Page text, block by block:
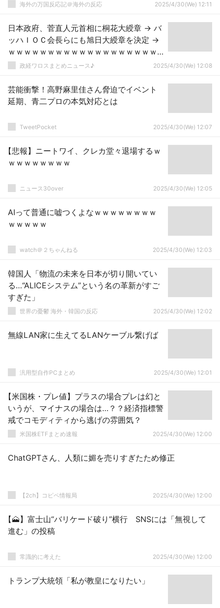
海外の万国反応記＠海外の反応 2025/4/30(We) 12:11
日本政府、菅直人元首相に桐花大綬章 → バ
ッハＩＯＣ会長らにも旭日大綬章を決定 →
ｗｗｗｗｗｗｗｗｗｗｗｗｗｗｗｗｗｗｗ
ｗ 政経ワロスまとめニュース♪ 2025/4/30(We) 12:08
芸能衝撃！高野麻里佳さん脅迫でイベント
延期、青二プロの本気対応とは
TweetPocket 2025/4/30(We) 12:07
【悲報】ニートワイ、クレカ堂々退場するｗ
ｗｗｗｗｗｗｗｗ
ニュース30over 2025/4/30(We) 12:05
AIって普通に嘘つくよなｗｗｗｗｗｗｗｗ
ｗｗｗｗｗ
watch＠２ちゃんねる 2025/4/30(We) 12:03
韓国人「物流の未来を日本が切り開いてい
る…“ALICEシステム”という名の革新がすご
すぎた」
世界の憂鬱 海外・韓国の反応 2025/4/30(We) 12:02
無線LAN家に生えてるLANケーブル繋げば
汎用型自作PCまとめ 2025/4/30(We) 12:01
【米国株・プレ値】プラスの場合プレは幻と
いうが、マイナスの場合は…？？経済指標警
戒でコモディティから逃げの雰囲気？
米国株ETFまとめ速報 2025/4/30(We) 12:00
ChatGPTさん、人類に媚を売りすぎたため修正
【2ch】コピペ情報局 2025/4/30(We) 12:00
【🗻】富士山“バリケード破り”横行 SNSには「無視して
進む」の投稿
常識的に考えた 2025/4/30(We) 12:00
トランプ大統領「私が教皇になりたい」